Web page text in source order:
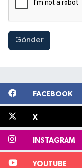
Gönder
FACEBOOK
X
INSTAGRAM
YOUTUBE